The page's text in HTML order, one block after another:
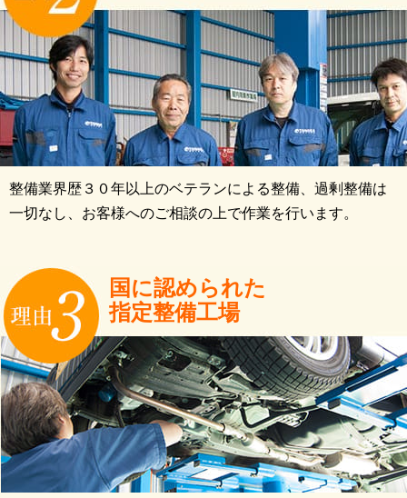
整備業界歴３０年以上のベテランによる整備、過剰整備は
一切なし、お客様へのご相談の上で作業を行います。
国に認められた
指定整備工場